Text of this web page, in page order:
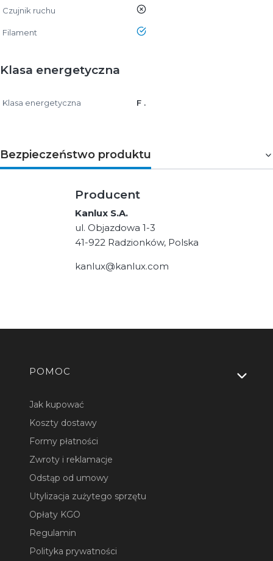
Czujnik ruchu nie
Filament tak
Klasa energetyczna
Klasa energetyczna F .
Bezpieczeństwo produktu
Producent
Kanlux S.A.
ul. Objazdowa 1-3
41-922 Radzionków, Polska
kanlux@kanlux.com
Linki w stopce
POMOC
Jak kupować
Koszty dostawy
Formy płatności
Zwroty i reklamacje
Odstąp od umowy
Utylizacja zużytego sprzętu
Opłaty KGO
Regulamin
Polityka prywatności